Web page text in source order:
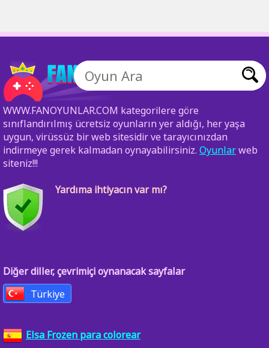
WWW.FANOYUNLAR.COM kategorilere göre
sınıflandırılmış ücretsiz oyunların yer aldığı, her yaşa
uygun, virüssüz bir web sitesidir ve tarayıcınızdan
indirmeye gerek kalmadan oynayabilirsiniz. Oyunlarweb
siteniz!!!
Yardıma ihtiyacın var mı?
Diğer diller, çevrimiçi oynanacak sayfalar
Türkiye
Elsa Frozen para colorear